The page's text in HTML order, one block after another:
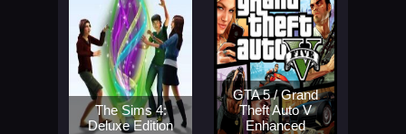
The Sims 4:
Deluxe Edition
GTA 5 / Grand
Theft Auto V
Enhanced